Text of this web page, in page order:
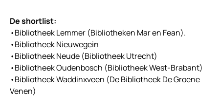
De shortlist:
•Bibliotheek Lemmer (Bibliotheken Mar en Fean).
•Bibliotheek Nieuwegein
•Bibliotheek Neude (Bibliotheek Utrecht)
•Bibliotheek Oudenbosch (Bibliotheek West-Brabant)
•Bibliotheek Waddinxveen (De Bibliotheek De Groene
Venen)